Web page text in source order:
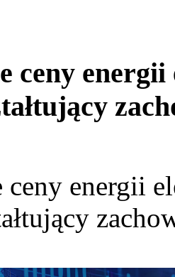
ceny
ceny energii